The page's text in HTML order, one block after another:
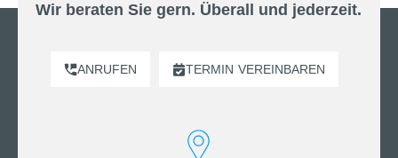
Wir beraten Sie gern. Überall und jederzeit.
ANRUFEN TERMIN VEREINBAREN